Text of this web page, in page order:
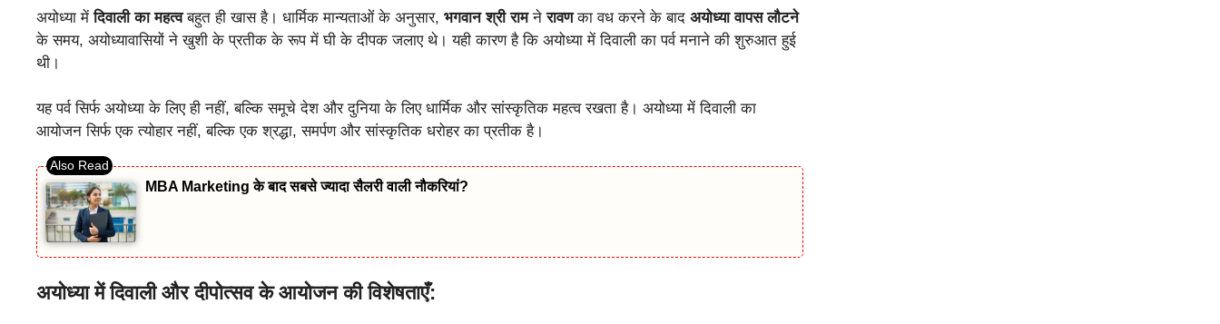
अयोध्या मेंदिवाली का महत्वबहुत ही खास है। धार्मिक मान्यताओं के अनुसार, भगवान श्री रामनेरावणका वध करने के बाद अयोध्या वापस लौटने
के समय, अयोध्यावासियों ने खुशी के प्रतीक के रूप में घी के दीपक जलाए थे। यही कारण है कि अयोध्या में दिवाली का पर्व मनाने की शुरुआत हुई
थी।
यह पर्व सिर्फ अयोध्या के लिए ही नहीं, बल्कि समूचे देश और दुनिया के लिए धार्मिक और सांस्कृतिक महत्व रखता है। अयोध्या में दिवाली का
आयोजन सिर्फ एक त्योहार नहीं, बल्कि एक श्रद्धा, समर्पण और सांस्कृतिक धरोहर का प्रतीक है।
MBA Marketing के बाद सबसे ज्यादा सैलरी वाली नौकरियां?
अयोध्या में दिवाली और दीपोत्सव के आयोजन की विशेषताएँ: